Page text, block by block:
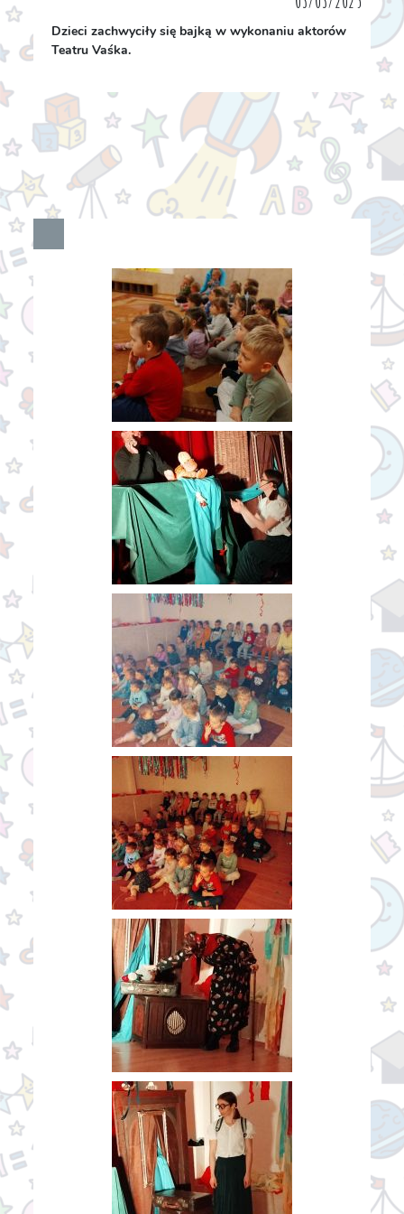
Dzieci zachwyciły się bajką w wykonaniu aktorów
Teatru Vaśka.